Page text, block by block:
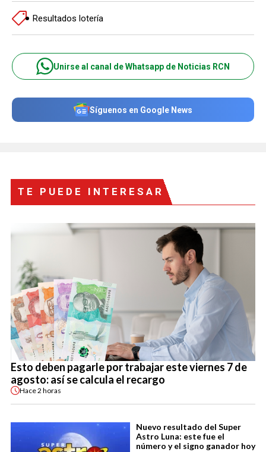
Resultados lotería
Unirse al canal de Whatsapp de Noticias RCN
Síguenos en Google News
TE PUEDE INTERESAR
Esto deben pagarle por trabajar este viernes 7 de
agosto: así se calcula el recargo
Hace2 horas
Nuevo resultado del Super
Astro Luna: este fue el
número y el signo ganador hoy